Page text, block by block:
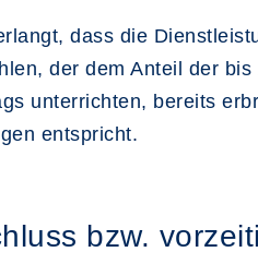
dass die
der dem Anteil der
unterrichten, bereits
entspricht.
bzw.